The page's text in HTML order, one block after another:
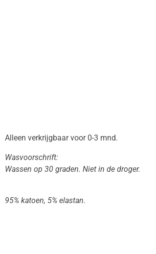
Alleen verkrijgbaar voor 0-3 mnd.
Wasvoorschrift:
Wassen op 30 graden. Niet in de droger.
95% katoen, 5% elastan.